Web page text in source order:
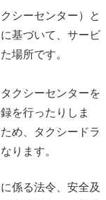
シーセンター）と
基づいて、サービ
場所です。
クシーセンターを
を行ったりしま
め、タクシードラ
ります。
係る法令、安全及